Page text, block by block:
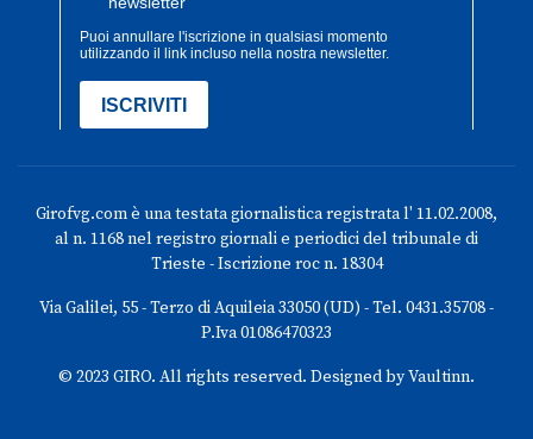
Girofvg.com è una testata giornalistica registrata l' 11.02.2008,
al n. 1168 nel registro giornali e periodici del tribunale di
Trieste - Iscrizione roc n. 18304
Via Galilei, 55 - Terzo di Aquileia 33050 (UD) - Tel. 0431.35708 -
P.Iva 01086470323
© 2023 GIRO. All rights reserved. Designed by Vaultinn.